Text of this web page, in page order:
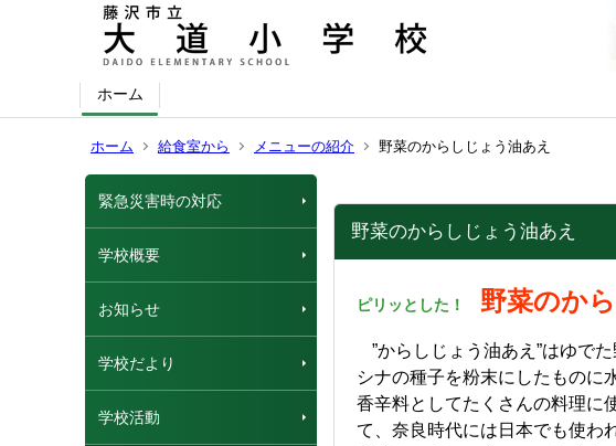
ホーム
ホーム 給食室から メニューの紹介 野菜のからしじょう油あえ
緊急災害時の対応
学校概要
お知らせ
学校だより
学校活動
野菜のからしじょう油あえ
ピリッとした！ 野菜のか
”からしじょう油あえ”はゆで
シナの種子を粉末にしたものに
香辛料としてたくさんの料理に
て、奈良時代には日本でも使わ